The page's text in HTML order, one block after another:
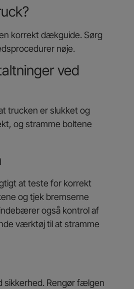
korrekt dækguide. Sørg
nøje.
ved
trucken er slukket og
og stramme boltene
at teste for korrekt
og tjek bremserne
også kontrol af
værktøj til at stramme
sikkerhed. Rengør fælgen